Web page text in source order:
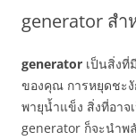
generator สำ
generator เป็นสิ่งที่
ของคุณ การหยุดชะงั
พายุน้ำแข็ง สิ่งที่อาจ
generator ก็จะนำพ